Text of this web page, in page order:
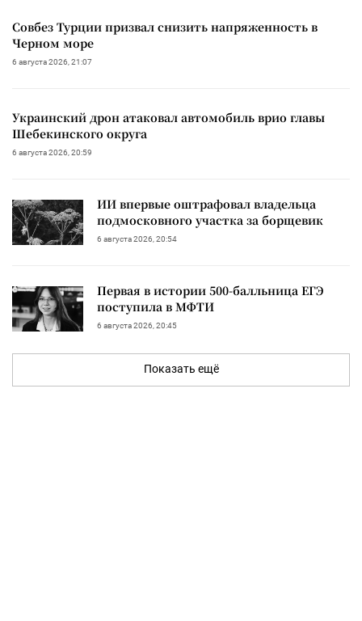
Совбез Турции призвал снизить напряженность в
Черном море
6 августа 2026, 21:07
Украинский дрон атаковал автомобиль врио главы
Шебекинского округа
6 августа 2026, 20:59
ИИ впервые оштрафовал владельца
подмосковного участка за борщевик
6 августа 2026, 20:54
Первая в истории 500-балльница ЕГЭ
поступила в МФТИ
6 августа 2026, 20:45
Показать ещё